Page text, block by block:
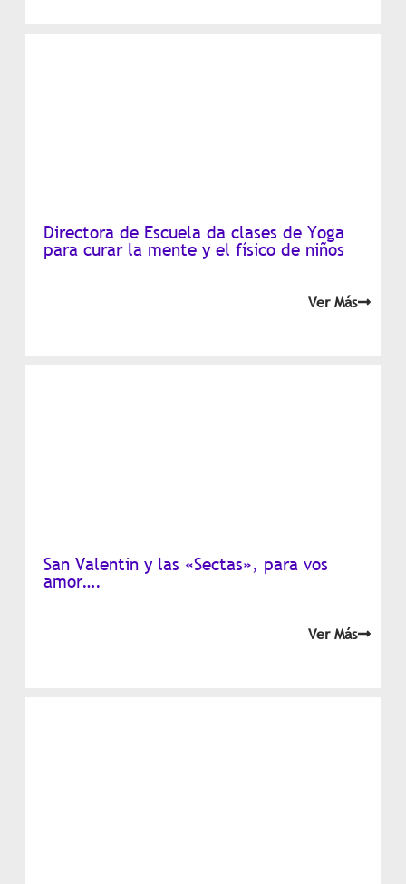
Directora de Escuela da clases de Yoga
para curar la mente y el físico de niños
Ver Más
San Valentin y las «Sectas», para vos
amor….
Ver Más